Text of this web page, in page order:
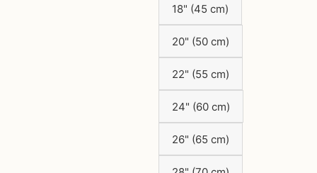
18" (45 cm)
20" (50 cm)
22" (55 cm)
24" (60 cm)
26" (65 cm)